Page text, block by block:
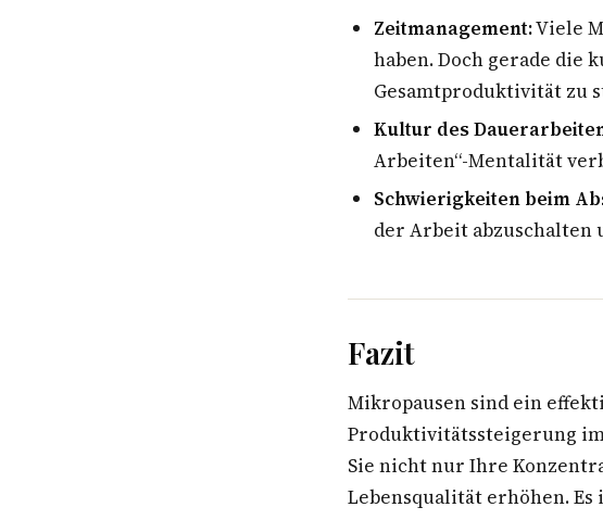
Zeitmanagement:Viele
haben. Doch gerade die
Gesamtproduktivität zu
Kultur des
Arbeiten“-Mentalität
Schwierigkeiten beim
der Arbeit abzuschalten
Fazit
Mikropausen sind ein
Produktivitätssteigerung
Sie nicht nur Ihre
Lebensqualität erhöhen.